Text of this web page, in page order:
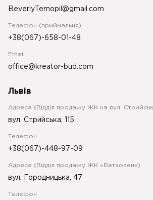
BeverlyTernopil@gmail.com
Телефон (приймальня)
+38(067)-658-01-48
Email
office@kreator-bud.com
Львів
Адреса (Відділ продажу ЖК на вул.
вул. Стрийська, 115
Телефон
+38(067)-448-97-09
Адреса (Відділ продажу ЖК «Бетховен»)
вул. Городницька, 47
Телефон